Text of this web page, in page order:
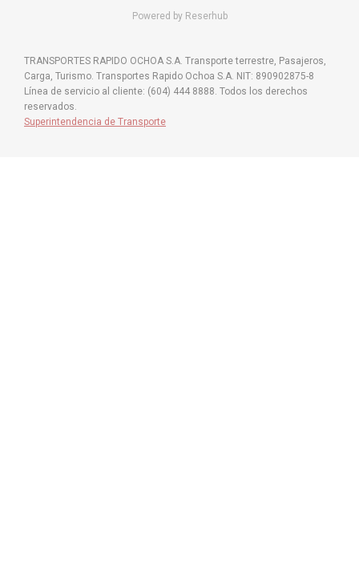
Powered by Reserhub
TRANSPORTES RAPIDO OCHOA S.A. Transporte terrestre, Pasajeros,
Carga, Turismo. Transportes Rapido Ochoa S.A. NIT: 890902875-8
Línea de servicio al cliente: (604) 444 8888. Todos los derechos
reservados.
Superintendencia de Transporte